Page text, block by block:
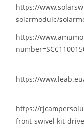
https://
solarmodule/
https://
https://
https://
front-swivel-kit-